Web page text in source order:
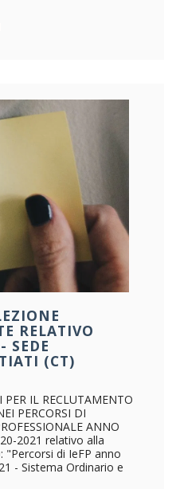
RELATIVO
SEDE
(CT)
IL RECLUTAMENTO
PERCORSI DI
ANNO
2021 relativo alla
"Percorsi di IeFP anno
- Sistema Ordinario e